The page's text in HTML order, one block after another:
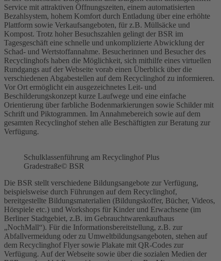
Service mit attraktiven Öffnungszeiten, einem automatisierten
Bezahlsystem, hohem Komfort durch Entladung über eine erhöhte
Plattform sowie Verkaufsangeboten, für z.B. Müllsäcke und
Kompost. Trotz hoher Besuchszahlen gelingt der BSR im
Tagesgeschäft eine schnelle und unkomplizierte Abwicklung der
Schad- und Wertstoffannahme. Besucherinnen und Besucher des
Recyclinghofs haben die Möglichkeit, sich mithilfe eines virtuellen
Rundgangs auf der Webseite vorab einen Überblick über die
verschiedenen Abgabestellen auf dem Recyclinghof zu informieren.
Vor Ort ermöglicht ein ausgezeichnetes Leit- und
Beschilderungskonzept kurze Laufwege und eine einfache
Orientierung über farbliche Bodenmarkierungen sowie Schilder mit
Schrift und Piktogrammen. Im Annahmebereich sowie auf dem
gesamten Recyclinghof stehen alle Beschäftigten zur Beratung zur
Verfügung.
Schulklassenführung am Recyclinghof Plus
Gradestraße© BSR
Die BSR stellt verschiedene Bildungsangebote zur Verfügung,
beispielsweise durch Führungen auf dem Recyclinghof,
bereitgestellte Bildungsmaterialien (Bildungskoffer, Bücher, Videos,
Hörspiele etc.) und Workshops für Kinder und Erwachsene (im
Berliner Stadtgebiet, z.B. im Gebrauchtwarenkaufhaus
„NochMall“). Für die Informationsbereitstellung, z.B. zur
Abfallvermeidung oder zu Umweltbildungsangeboten, stehen auf
dem Recyclinghof Flyer sowie Plakate mit QR-Codes zur
Verfügung. Auf der Webseite sowie über die sozialen Medien der